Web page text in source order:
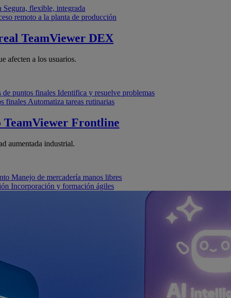
Segura, flexible, integrada
remoto a la planta de producción
TeamViewer DEX
afecten a los usuarios.
de puntos finales Identifica y resuelve problemas
finales Automatiza tareas rutinarias
TeamViewer Frontline
aumentada industrial.
Manejo de mercadería manos libres
Incorporación y formación ágiles